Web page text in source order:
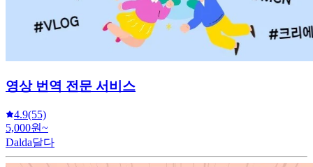
영상 번역 전문 서비스
4.9(55)
5,000원~
Dalda달다